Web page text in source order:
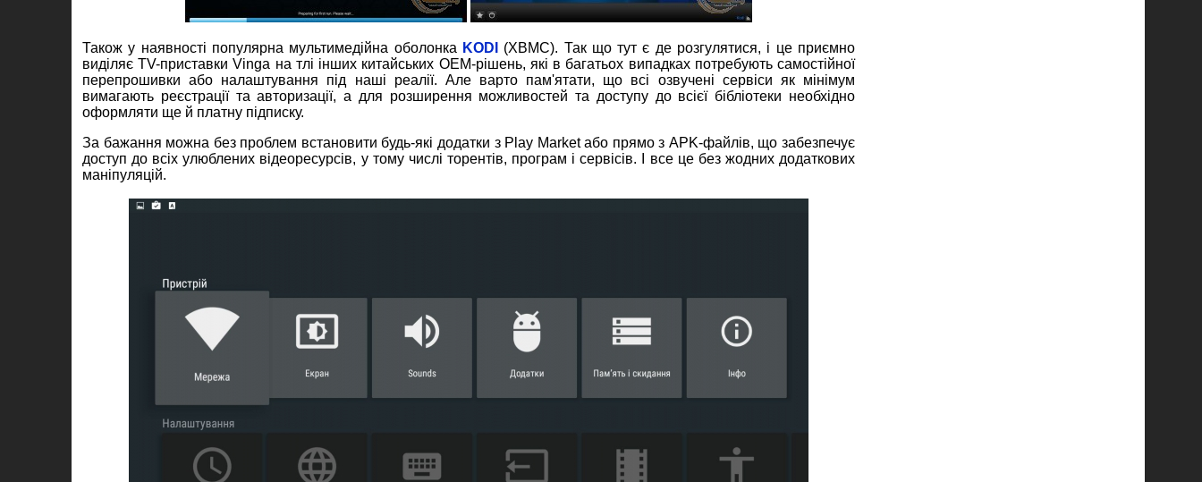
Також у наявності популярна мультимедійна оболонка KODI
(XBMC). Так що тут є де розгулятися, і це приємно
виділяє TV-приставки Vinga на тлі інших китайських ОЕМ-рішень, які в багатьох випадках потребують самостійної
перепрошивки або налаштування під наші реалії. Але варто пам'ятати, що всі озвучені сервіси як мінімум
вимагають реєстрації та авторизації, а для розширення можливостей та доступу до всієї бібліотеки необхідно
оформляти ще й платну підписку.
За бажання можна без проблем встановити будь-які додатки з Play Market або прямо з APK-файлів, що забезпечує
доступ до всіх улюблених відеоресурсів, у тому числі торентів, програм і сервісів. І все це без жодних додаткових
маніпуляцій.